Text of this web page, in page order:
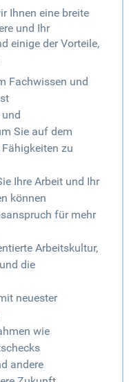
Ihnen eine breite
und Ihr
einige der Vorteile,
Fachwissen und
Sie auf dem
zu
Ihre Arbeit und Ihr
können
für mehr
Arbeitskultur,
die
neuester
wie
andere